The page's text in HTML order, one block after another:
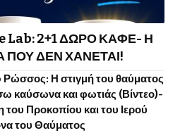
Lab: 2+1 ΔΩΡΟ ΚΑΦΕ- Η
ΔΕΝ ΧΑΝΕΤΑΙ!
Ρώσσος: Η στιγμή του θαύματος
καύσωνα και φωτιάς (Βίντεο)-
Προκοπίου και του Ιερού
του Θαύματος